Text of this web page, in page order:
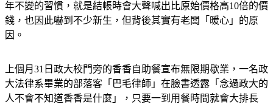
年不變的習慣，就是結帳時會大聲喊出比原始價格高10倍的價
錢，也因此嚇到不少新生，但背後其實有老闆「暖心」的原
因。
上個月31日政大校門旁的香香自助餐宣布無限期歇業，一名政
大法律系畢業的部落客「巴毛律師」在臉書透露「念過政大的
人不會不知道香香是什麼」，只要一到用餐時間就會大排長